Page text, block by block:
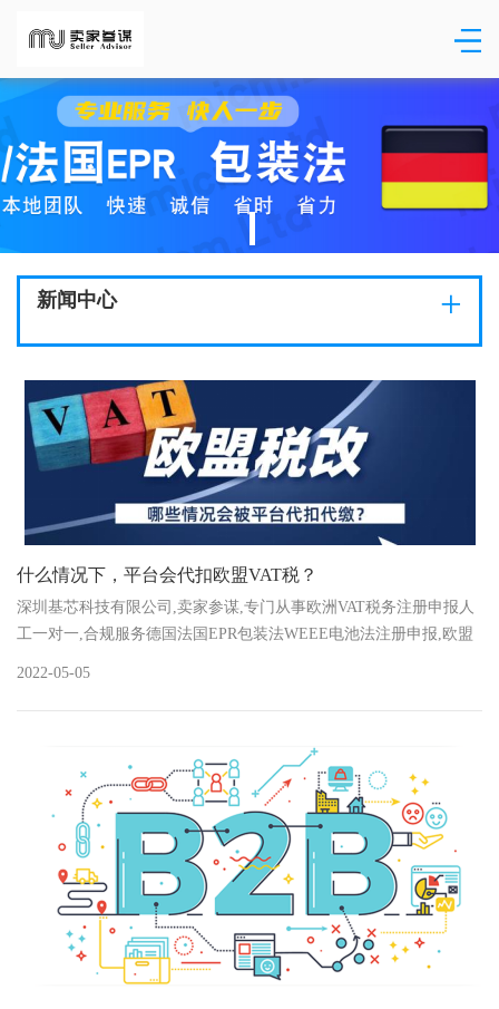
新闻中心 +
什么情况下，平台会代扣欧盟VAT税？
深圳基芯科技有限公司,卖家参谋,专门从事欧洲VAT税务注册申报人
工一对一,合规服务德国法国EPR包装法WEEE电池法注册申报,欧盟
2022-05-05